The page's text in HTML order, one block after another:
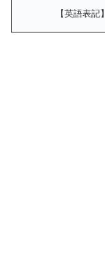
【英語表記】